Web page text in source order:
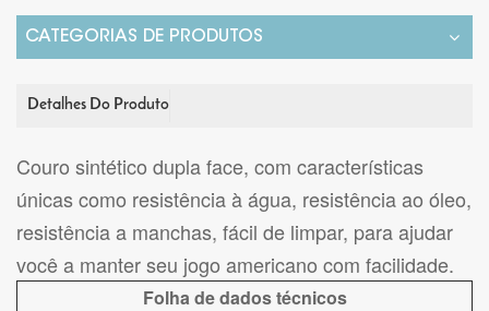
CATEGORIAS DE PRODUTOS
Detalhes Do Produto
Couro sintético dupla face, com características
únicas como resistência à água, resistência ao óleo,
resistência a manchas, fácil de limpar, para ajudar
você a manter seu jogo americano com facilidade.
Folha de dados técnicos